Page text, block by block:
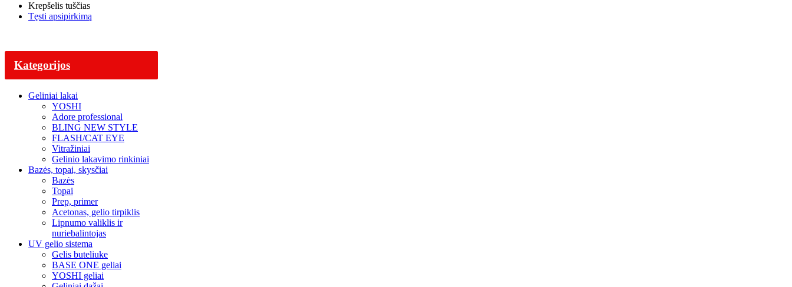
Krepšelis tuščias
Tęsti apsipirkimą
Kategorijos
Geliniai lakai
YOSHI
Adore professional
BLING NEW STYLE
FLASH/CAT EYE
Vitražiniai
Gelinio lakavimo rinkiniai
Bazės, topai, skysčiai
Bazės
Topai
Prep, primer
Acetonas, gelio tirpiklis
Lipnumo valiklis ir
nuriebalintojas
UV gelio sistema
Gelis buteliuke
BASE ONE geliai
YOSHI geliai